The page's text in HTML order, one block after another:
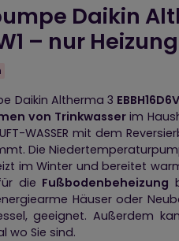
Daikin
– nur Heizung
Daikin Altherma 3
von Trinkwasserim
WASSER mit dem
Die
im Winter und bereitet
die Fußbodenbeheizung
Häuser oder
geeignet. Außerdem
wo Sie sind.